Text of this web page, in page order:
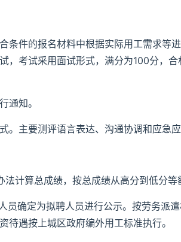
条件的报名材料中根据实际用工需求等
，考试采用面试形式，满分为100分，
通知。
。主要测评语言表达、沟通协调和应急应
法计算总成绩，按总成绩从高分到低分等
员确定为拟聘人员进行公示。按劳务派
待遇按上城区政府编外用工标准执行。